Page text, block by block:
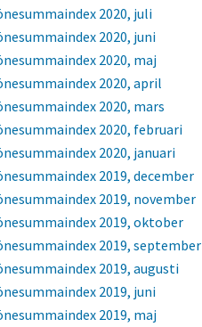
2020, juli
2020, juni
2020, maj
2020, april
2020, mars
2020, februari
2020, januari
2019, december
2019, november
2019, oktober
2019, september
2019, augusti
2019, juni
2019, maj